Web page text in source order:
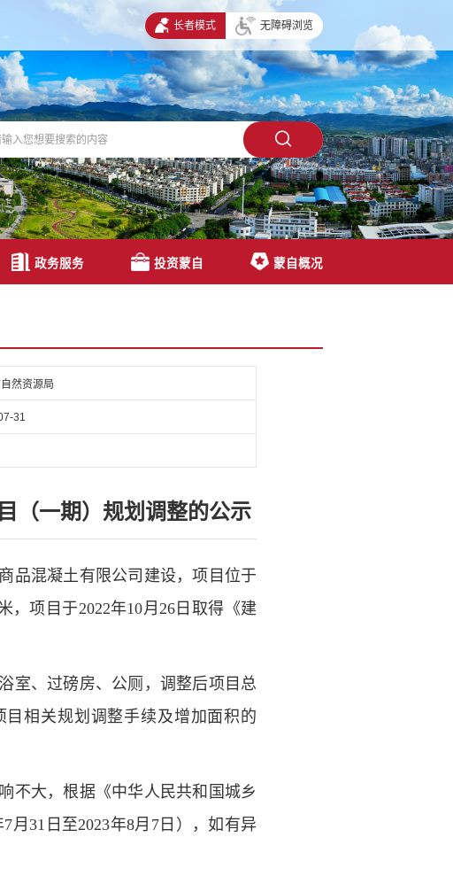
长者模式 无障碍浏览
政务服务 投资蒙自 蒙自概况
然资源局
31
（一期）规划调整的公示
品混凝土有限公司建设，项目位于
，项目于2022年10月26日取得《建
室、过磅房、公厕，调整后项目 总
目相关规划调整手续及增加面积的
不大，根据《中华人民共和国城乡
7月31日至2023年8月7日），如有异